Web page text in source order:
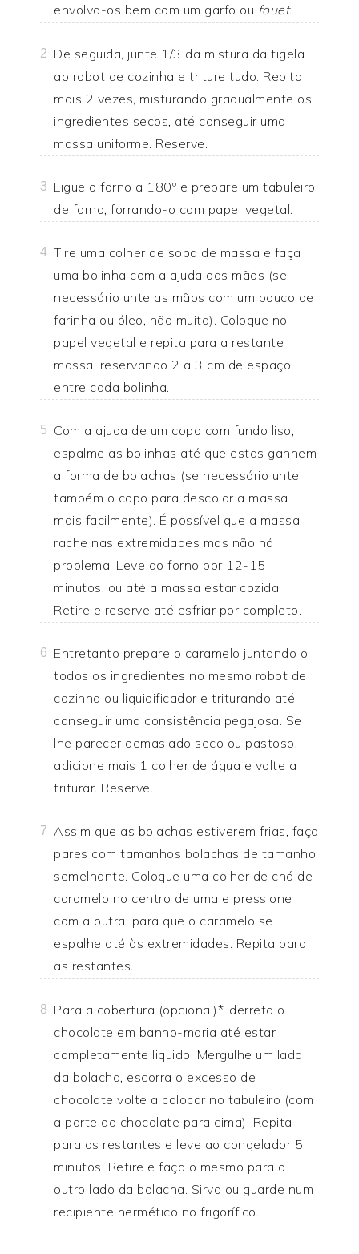
envolva-os bem com um garfo ou fouet.
2 De seguida, junte 1/3 da mistura da tigela
ao robot de cozinha e triture tudo. Repita
mais 2 vezes, misturando gradualmente os
ingredientes secos, até conseguir uma
massa uniforme. Reserve.
3 Ligue o forno a 180º e prepare um tabuleiro
de forno, forrando-o com papel vegetal.
4 Tire uma colher de sopa de massa e faça
uma bolinha com a ajuda das mãos (se
necessário unte as mãos com um pouco de
farinha ou óleo, não muita). Coloque no
papel vegetal e repita para a restante
massa, reservando 2 a 3 cm de espaço
entre cada bolinha.
5 Com a ajuda de um copo com fundo liso,
espalme as bolinhas até que estas ganhem
a forma de bolachas (se necessário unte
também o copo para descolar a massa
mais facilmente). É possível que a massa
rache nas extremidades mas não há
problema. Leve ao forno por 12-15
minutos, ou até a massa estar cozida.
Retire e reserve até esfriar por completo.
6 Entretanto prepare o caramelo juntando o
todos os ingredientes no mesmo robot de
cozinha ou liquidificador e triturando até
conseguir uma consistência pegajosa. Se
lhe parecer demasiado seco ou pastoso,
adicione mais 1 colher de água e volte a
triturar. Reserve.
7 Assim que as bolachas estiverem frias, faça
pares com tamanhos bolachas de tamanho
semelhante. Coloque uma colher de chá de
caramelo no centro de uma e pressione
com a outra, para que o caramelo se
espalhe até às extremidades. Repita para
as restantes.
8 Para a cobertura (opcional)*, derreta o
chocolate em banho-maria até estar
completamente liquido. Mergulhe um lado
da bolacha, escorra o excesso de
chocolate volte a colocar no tabuleiro (com
a parte do chocolate para cima). Repita
para as restantes e leve ao congelador 5
minutos. Retire e faça o mesmo para o
outro lado da bolacha. Sirva ou guarde num
recipiente hermético no frigorífico.